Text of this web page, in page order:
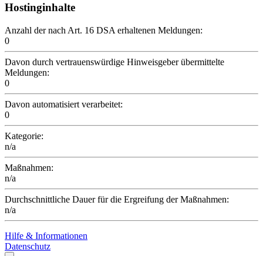
Hostinginhalte
Anzahl der nach Art. 16 DSA erhaltenen Meldungen:
0
Davon durch vertrauenswürdige Hinweisgeber übermittelte
Meldungen:
0
Davon automatisiert verarbeitet:
0
Kategorie:
n/a
Maßnahmen:
n/a
Durchschnittliche Dauer für die Ergreifung der Maßnahmen:
n/a
Hilfe & Informationen
Datenschutz